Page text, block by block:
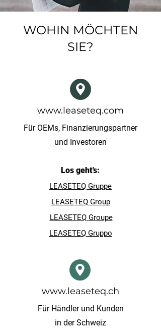
WOHIN MÖCHTEN
SIE?
www.leaseteq.com
Für OEMs, Finanzierungspartner
und Investoren
Los geht's:
LEASETEQ Gruppe
LEASETEQ Group
LEASETEQ Groupe
LEASETEQ Gruppo
www.leaseteq.ch
Für Händler und Kunden
in der Schweiz